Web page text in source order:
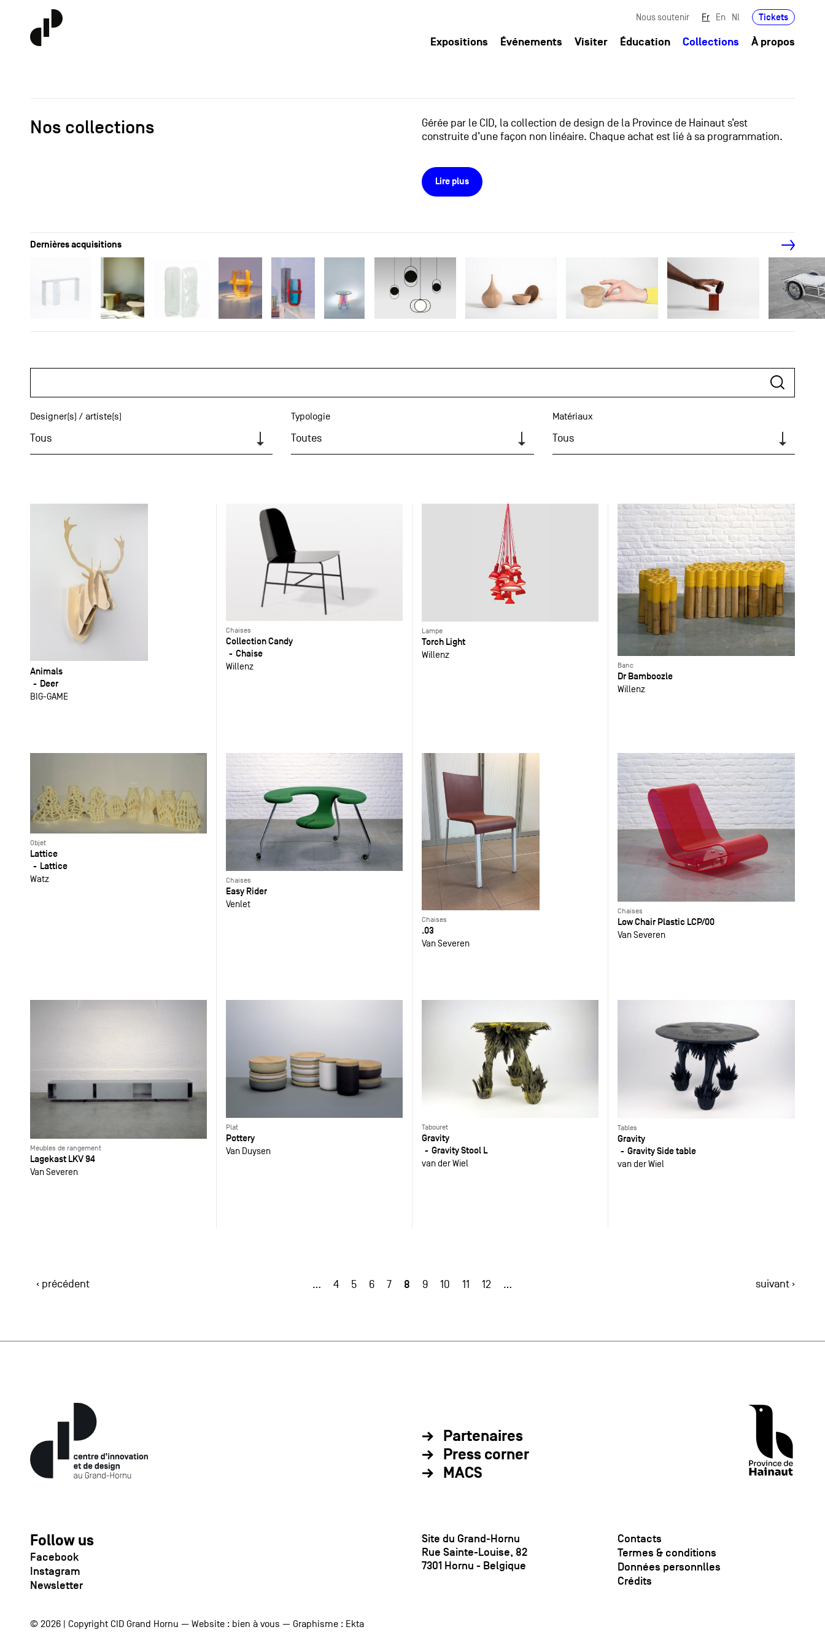
Nous soutenir Fr En Nl Tickets
Expositions Événements Visiter Éducation Collections À propos
Nos collections
Gérée par le CID, la collection de design de la Province de Hainaut s’est
construite d’une façon non linéaire. Chaque achat est lié à sa programmation.
Lire plus
Dernières acquisitions
Designer(s) / artiste(s)
Tous
Typologie
Toutes
Matériaux
Tous
Animals
Deer
BIG-GAME
Chaises
Collection Candy
Chaise
Willenz
Lampe
Torch Light
Willenz
Banc
Dr Bamboozle
Willenz
Objet
Lattice
Lattice
Watz Chaises
Easy Rider
Venlet
Chaises
.03
Van Severen
Chaises
Low Chair Plastic LCP/00
Van Severen
Meubles de rangement
Lagekast LKV 94
Van Severen
Plat
Pottery
Van Duysen
Tabouret
Gravity
Gravity Stool L
van der Wiel
Tables
Gravity
Gravity Side table
van der Wiel
‹ précédent … 4 5 6 7 8 9 10 11 12 … suivant ›
Partenaires
Press corner
MACS
Follow us
Facebook
Instagram
Newsletter
Site du Grand-Hornu
Rue Sainte-Louise, 82
7301 Hornu - Belgique
Contacts
Termes & conditions
Données personnlles
Crédits
© 2026 | Copyright CID Grand Hornu — Website : bien à vous — Graphisme : Ekta